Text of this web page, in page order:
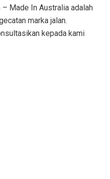
Made In Australia adalah
marka jalan.
kepada kami